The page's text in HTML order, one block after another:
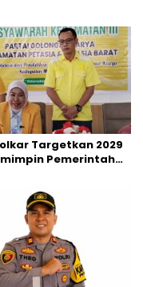
Targetkan 2029
Pemerintahan